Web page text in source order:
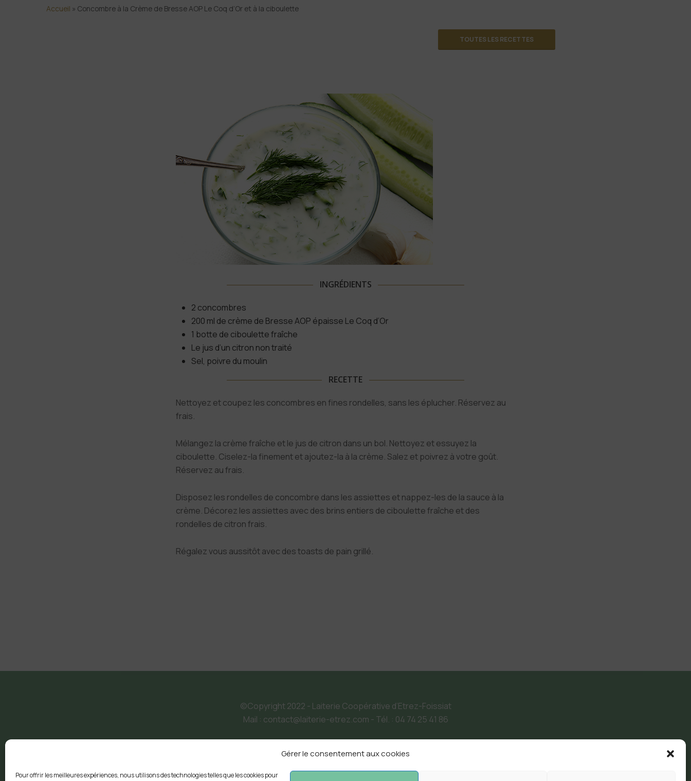
Gérer le consentement aux cookies
Pour offrir les meilleures expériences, nous utilisons des technologies telles que les cookies pour
Accueil » Concombre à la Crème de Bresse AOP Le Coq d’Or et à la ciboulette
TOUTES LES RECETTES
INGRÉDIENTS
2 concombres
200 ml de crème de Bresse AOP épaisse Le Coq d’Or
1 botte de ciboulette fraîche
Le jus d’un citron non traité
Sel, poivre du moulin
RECETTE
Nettoyez et coupez les concombres en fines rondelles, sans les éplucher. Réservez au
frais.
Mélangez la crème fraîche et le jus de citron dans un bol. Nettoyez et essuyez la
ciboulette. Ciselez-la finement et ajoutez-la à la crème. Salez et poivrez à votre goût.
Réservez au frais.
Disposez les rondelles de concombre dans les assiettes et nappez-les de la sauce à la
crème. Décorez les assiettes avec des brins entiers de ciboulette fraîche et des
rondelles de citron frais.
Régalez vous aussitôt avec des toasts de pain grillé.
©Copyright 2022 - Laiterie Coopérative d’Etrez-Foissiat
Mail : contact@laiterie-etrez.com - Tél. : 04 74 25 41 86
Suivez-nous sur Facebook et Instagram